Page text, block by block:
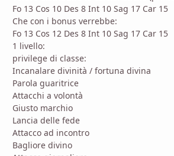
Fo 13 Cos 10 Des 8 Int 10 Sag 17 Car 15
Che con i bonus verrebbe:
Fo 13 Cos 12 Des 8 Int 10 Sag 17 Car 15
1 livello:
privilege di classe:
Incanalare divinità / fortuna divina
Parola guaritrice
Attacchi a volontà
Giusto marchio
Lancia delle fede
Attacco ad incontro
Bagliore divino